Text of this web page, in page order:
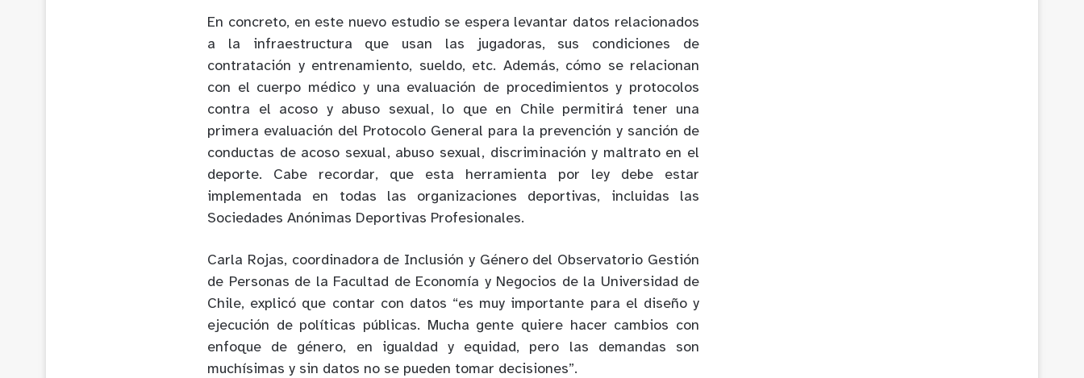
En concreto, en este nuevo estudio se espera levantar datos relacionados
a la infraestructura que usan las jugadoras, sus condiciones de
contratación y entrenamiento, sueldo, etc. Además, cómo se relacionan
con el cuerpo médico y una evaluación de procedimientos y protocolos
contra el acoso y abuso sexual, lo que en Chile permitirá tener una
primera evaluación del Protocolo General para la prevención y sanción de
conductas de acoso sexual, abuso sexual, discriminación y maltrato en el
deporte. Cabe recordar, que esta herramienta por ley debe estar
implementada en todas las organizaciones deportivas, incluidas las
Sociedades Anónimas Deportivas Profesionales.
Carla Rojas, coordinadora de Inclusión y Género del Observatorio Gestión
de Personas de la Facultad de Economía y Negocios de la Universidad de
Chile, explicó que contar con datos “es muy importante para el diseño y
ejecución de políticas públicas. Mucha gente quiere hacer cambios con
enfoque de género, en igualdad y equidad, pero las demandas son
muchísimas y sin datos no se pueden tomar decisiones”.